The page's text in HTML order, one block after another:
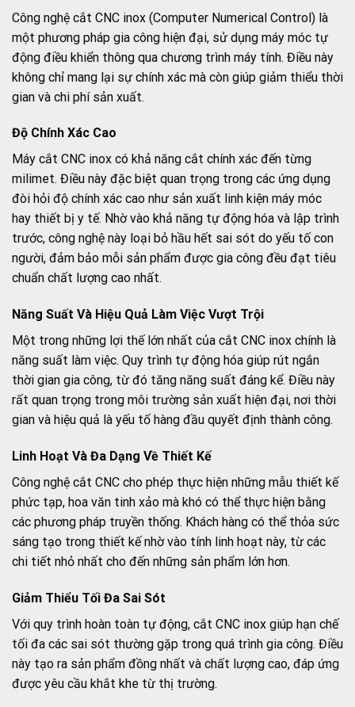
Công nghệ cắt CNC inox (Computer Numerical Control) là
một phương pháp gia công hiện đại, sử dụng máy móc tự
động điều khiển thông qua chương trình máy tính. Điều này
không chỉ mang lại sự chính xác mà còn giúp giảm thiểu thời
gian và chi phí sản xuất.
Độ Chính Xác Cao
Máy cắt CNC inox có khả năng cắt chính xác đến từng
milimet. Điều này đặc biệt quan trọng trong các ứng dụng
đòi hỏi độ chính xác cao như sản xuất linh kiện máy móc
hay thiết bị y tế. Nhờ vào khả năng tự động hóa và lập trình
trước, công nghệ này loại bỏ hầu hết sai sót do yếu tố con
người, đảm bảo mỗi sản phẩm được gia công đều đạt tiêu
chuẩn chất lượng cao nhất.
Năng Suất Và Hiệu Quả Làm Việc Vượt Trội
Một trong những lợi thế lớn nhất của cắt CNC inox chính là
năng suất làm việc. Quy trình tự động hóa giúp rút ngắn
thời gian gia công, từ đó tăng năng suất đáng kể. Điều này
rất quan trọng trong môi trường sản xuất hiện đại, nơi thời
gian và hiệu quả là yếu tố hàng đầu quyết định thành công.
Linh Hoạt Và Đa Dạng Về Thiết Kế
Công nghệ cắt CNC cho phép thực hiện những mẫu thiết kế
phức tạp, hoa văn tinh xảo mà khó có thể thực hiện bằng
các phương pháp truyền thống. Khách hàng có thể thỏa sức
sáng tạo trong thiết kế nhờ vào tính linh hoạt này, từ các
chi tiết nhỏ nhất cho đến những sản phẩm lớn hơn.
Giảm Thiểu Tối Đa Sai Sót
Với quy trình hoàn toàn tự động, cắt CNC inox giúp hạn chế
tối đa các sai sót thường gặp trong quá trình gia công. Điều
này tạo ra sản phẩm đồng nhất và chất lượng cao, đáp ứng
được yêu cầu khắt khe từ thị trường.